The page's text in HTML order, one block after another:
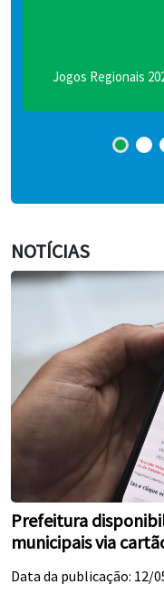
JOMI 2026
NOTÍCIAS
Prefeitura
municipais via
Data da publicação: 12/